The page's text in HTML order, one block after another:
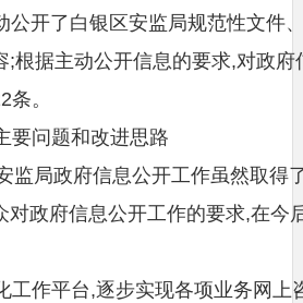
了白银区安监局规范性文件、
;根据主动公开信息的要求,对政
。
问题和改进思路
局政府信息公开工作虽然取得
对政府信息公开工作的要求,在今
平台,逐步实现各项业务网上